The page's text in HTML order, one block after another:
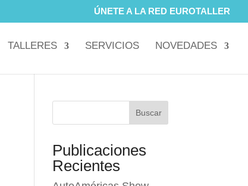
ÚNETE A LA RED EUROTALLER
TALLERES SERVICIOS NOVEDADES
Buscar
Publicaciones
Recientes